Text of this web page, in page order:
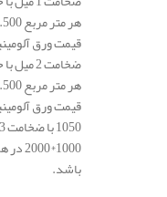
هر متر مربع 274.500 تومان می باشد.
هر متر مربع 274.500 تومان می باشد.
قیمت ورق
باشد.